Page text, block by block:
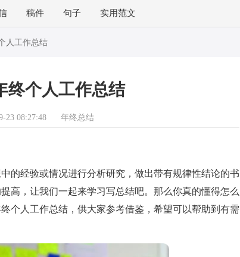
稿件 句子 实用范文
人工作总结
终个人工作总结
23 08:27:48 年终总结
经验或情况进行分析研究，做出带有规律性结论的书
高，让我们一起来学习写总结吧。那么你真的懂得怎么
个人工作总结，供大家参考借鉴，希望可以帮助到有需